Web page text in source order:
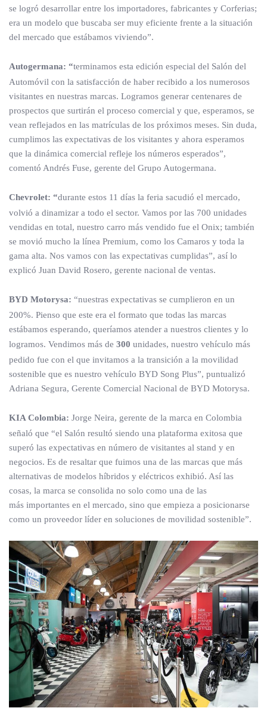
se logró desarrollar entre los importadores, fabricantes y Corferias;
era un modelo que buscaba ser muy eficiente frente a la situación
del mercado que estábamos viviendo”.
Autogermana: “terminamos esta edición especial del Salón del
Automóvil con la satisfacción de haber recibido a los numerosos
visitantes en nuestras marcas. Logramos generar centenares de
prospectos que surtirán el proceso comercial y que, esperamos, se
vean reflejados en las matrículas de los próximos meses. Sin duda,
cumplimos las expectativas de los visitantes y ahora esperamos
que la dinámica comercial refleje los números esperados”,
comentó Andrés Fuse, gerente del Grupo Autogermana.
Chevrolet: “durante estos 11 días la feria sacudió el mercado,
volvió a dinamizar a todo el sector. Vamos por las 700 unidades
vendidas en total, nuestro carro más vendido fue el Onix; también
se movió mucho la línea Premium, como los Camaros y toda la
gama alta. Nos vamos con las expectativas cumplidas”, así lo
explicó Juan David Rosero, gerente nacional de ventas.
BYD Motorysa: “nuestras expectativas se cumplieron en un
200%. Pienso que este era el formato que todas las marcas
estábamos esperando, queríamos atender a nuestros clientes y lo
logramos. Vendimos más de 300 unidades, nuestro vehículo más
pedido fue con el que invitamos a la transición a la movilidad
sostenible que es nuestro vehículo BYD Song Plus”, puntualizó
Adriana Segura, Gerente Comercial Nacional de BYD Motorysa.
KIA Colombia: Jorge Neira, gerente de la marca en Colombia
señaló que “el Salón resultó siendo una plataforma exitosa que
superó las expectativas en número de visitantes al stand y en
negocios. Es de resaltar que fuimos una de las marcas que más
alternativas de modelos híbridos y eléctricos exhibió. Así las
cosas, la marca se consolida no solo como una de las
más importantes en el mercado, sino que empieza a posicionarse
como un proveedor líder en soluciones de movilidad sostenible”.